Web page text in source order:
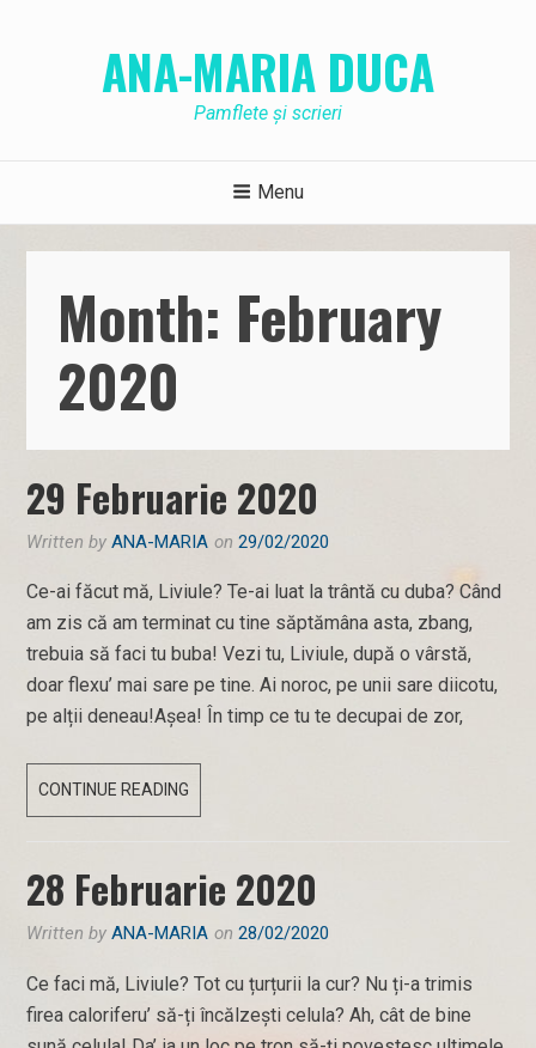
ANA-MARIA DUCA
Pamflete și scrieri
Menu
Month: February
2020
29 Februarie 2020
Written byANA-MARIA on29/02/2020
Ce-ai făcut mă, Liviule? Te-ai luat la trântă cu duba? Când
am zis că am terminat cu tine săptămâna asta, zbang,
trebuia să faci tu buba! Vezi tu, Liviule, după o vârstă,
doar flexu’ mai sare pe tine. Ai noroc, pe unii sare diicotu,
pe alții deneau!Așea! În timp ce tu te decupai de zor,
CONTINUE READING
FEBRUARIE
28 Februarie 2020
Written byANA-MARIA on28/02/2020
Ce faci mă, Liviule? Tot cu țurțurii la cur? Nu ți-a trimis
firea caloriferu’ să-ți încălzești celula? Ah, cât de bine